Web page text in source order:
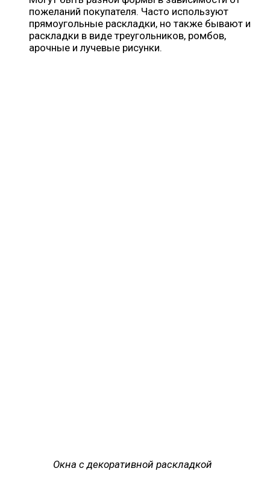
пожеланий покупателя. Часто используют
прямоугольные раскладки, но также бывают и
раскладки в виде треугольников, ромбов,
арочные и лучевые рисунки.
Окна с декоративной раскладкой